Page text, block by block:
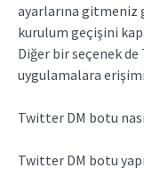
ayarlarına gitmeniz
kurulum geçişini
Diğer bir seçenek
uygulamalara
Twitter DM botu
Twitter DM botu